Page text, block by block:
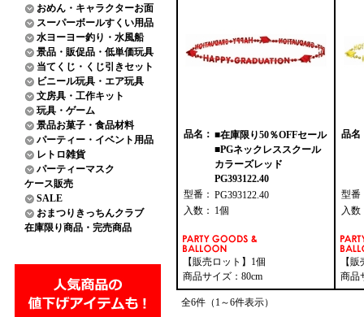
おめん・キャラクターお面
スーパーボールすくい用品
水ヨーヨー釣り・水風船
景品・販促品・低単価玩具
当てくじ・くじ引きセット
ビニール玩具・エア玩具
文房具・工作キット
玩具・ゲーム
景品お菓子・食品材料
パーティー・イベント用品
レトロ雑貨
パーティーマスク
ケース販売
SALE
おまつりきっちんクラブ
在庫限り商品・完売商品
品名： ■在庫限り50％OFFセール
■PGネックレススクール
カラーズレッド
PG393122.40
型番： PG393122.40
入数： 1個
【販売ロット】1個
商品サイズ：80cm
品名
型番
入数
【
商品
全6件（1～6件表示）